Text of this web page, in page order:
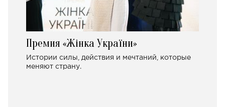
Премия «Жінка України»
Истории силы, действия и мечтаний, которые
меняют страну.